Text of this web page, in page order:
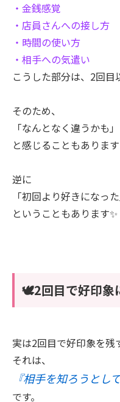
・金銭感覚
・店員さんへの接し方
・時間の使い方
・相手への気遣い
こうした部分は、2回目
そのため、
「なんとなく違うかも」
と感じることもあります
逆に
「初回より好きになった
ということもあります✨
🕊️2回目で好印象
実は2回目で好印象を残
それは、
『相手を知ろうとし
です。